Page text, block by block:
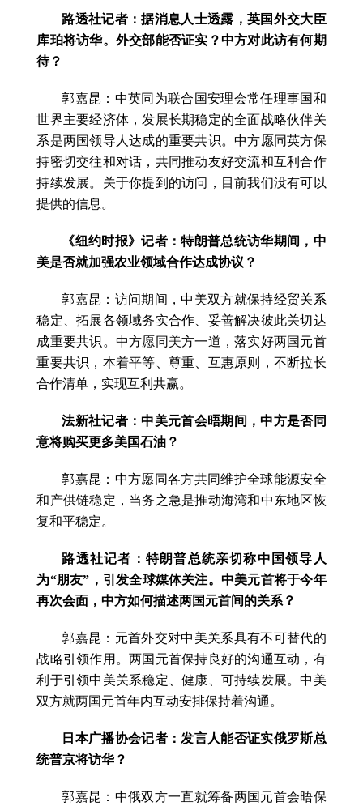
路透社记者：据消息人士透露，英国外交大臣
库珀将访华。外交部能否证实？中方对此访有何期
待？
郭嘉昆：中英同为联合国安理会常任理事国和
世界主要经济体，发展长期稳定的全面战略伙伴关
系是两国领导人达成的重要共识。中方愿同英方保
持密切交往和对话，共同推动友好交流和互利合作
持续发展。关于你提到的访问，目前我们没有可以
提供的信息。
《纽约时报》记者：特朗普总统访华期间，中
美是否就加强农业领域合作达成协议？
郭嘉昆：访问期间，中美双方就保持经贸关系
稳定、拓展各领域务实合作、妥善解决彼此关切达
成重要共识。中方愿同美方一道，落实好两国元首
重要共识，本着平等、尊重、互惠原则，不断拉长
合作清单，实现互利共赢。
法新社记者：中美元首会晤期间，中方是否同
意将购买更多美国石油？
郭嘉昆：中方愿同各方共同维护全球能源安全
和产供链稳定，当务之急是推动海湾和中东地区恢
复和平稳定。
路透社记者：特朗普总统亲切称中国领导人
为“朋友”，引发全球媒体关注。中美元首将于今年
再次会面，中方如何描述两国元首间的关系？
郭嘉昆：元首外交对中美关系具有不可替代的
战略引领作用。两国元首保持良好的沟通互动，有
利于引领中美关系稳定、健康、可持续发展。中美
双方就两国元首年内互动安排保持着沟通。
日本广播协会记者：发言人能否证实俄罗斯总
统普京将访华？
郭嘉昆：中俄双方一直就筹备两国元首会晤保